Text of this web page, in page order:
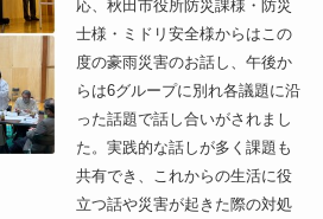
応、秋田市役所防災課様・防災
士様・ミドリ安全様からはこの
度の豪雨災害のお話し、午後か
らは6グループに別れ各議題に沿
った話題で話し合いがされまし
た。実践的な話しが多く課題も
共有でき、これからの生活に役
立つ話や災害が起きた際の対処